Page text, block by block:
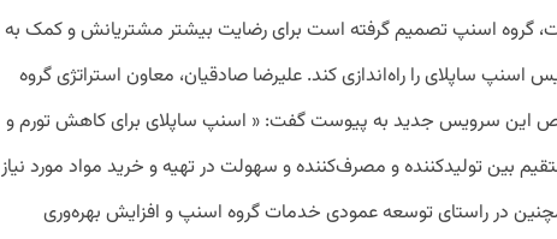
گروه اسنپ تصمیم گرفته است برای رضایت بیشتر مشتریانش و کمک به
اسنپ ساپلای را راه‌اندازی کند. علیرضا صادقیان، معاون استراتژی گروه
این سرویس جدید به پیوست گفت: « اسنپ ساپلای برای کاهش تورم و
بین تولید‌کننده و مصرف‌کننده و سهولت در تهیه و خرید مواد مورد نیاز
در راستای توسعه عمودی خدمات گروه اسنپ و افزایش بهره‌وری